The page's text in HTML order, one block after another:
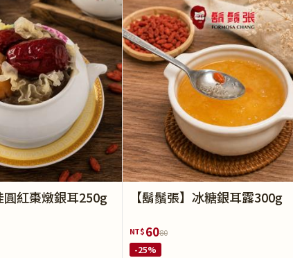
圓紅棗燉銀耳250g 【鬍鬚張】冰糖銀耳露300g
NT$6080
-25%